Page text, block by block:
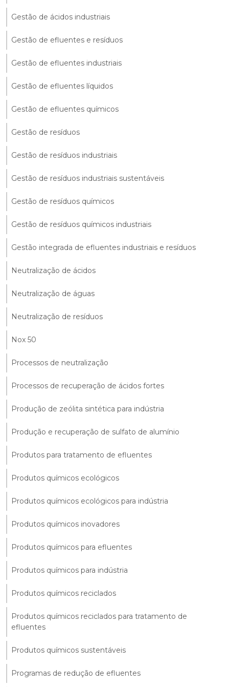
Gestão de ácidos industriais
Gestão de efluentes e resíduos
Gestão de efluentes industriais
Gestão de efluentes líquidos
Gestão de efluentes químicos
Gestão de resíduos
Gestão de resíduos industriais
Gestão de resíduos industriais sustentáveis
Gestão de resíduos químicos
Gestão de resíduos químicos industriais
Gestão integrada de efluentes industriais e resíduos
Neutralização de ácidos
Neutralização de águas
Neutralização de resíduos
Nox 50
Processos de neutralização
Processos de recuperação de ácidos fortes
Produção de zeólita sintética para indústria
Produção e recuperação de sulfato de alumínio
Produtos para tratamento de efluentes
Produtos químicos ecológicos
Produtos químicos ecológicos para indústria
Produtos químicos inovadores
Produtos químicos para efluentes
Produtos químicos para indústria
Produtos químicos reciclados
Produtos químicos reciclados para tratamento de
efluentes
Produtos químicos sustentáveis
Programas de redução de efluentes